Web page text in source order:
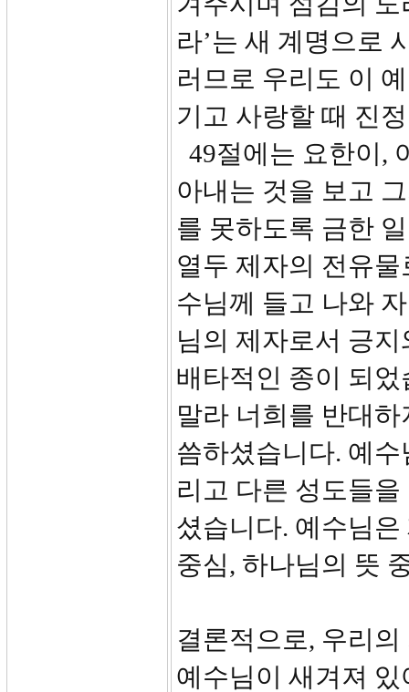
라’는 새 계명으로
러므로 우리도 이
기고 사랑할 때 진
49절에는 요한이,
아내는 것을 보고
를 못하도록 금한
열두 제자의 전유
수님께 들고 나와
님의 제자로서 긍
배타적인 종이 되
말라 너희를 반대
씀하셨습니다. 예
리고 다른 성도들
셨습니다. 예수님
중심, 하나님의 뜻
결론적으로, 우리
예수님이 새겨져